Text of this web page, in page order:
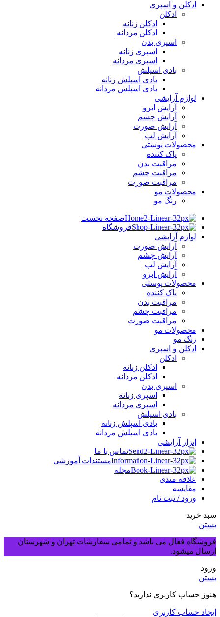
ادکلن و اسپری
ادکلن
ادکلن زنانه
ادکلن مردانه
اسپری بدن
اسپری زنانه
اسپری مردانه
بادی اسپلش
بادی اسپلش زنانه
بادی اسپلش مردانه
لوازم آرایشی
آرایش ابرو
آرایش چشم
آرایش صورت
آرایش لب
محصولات پوستی
پاک کننده
مراقبت بدن
مراقبت چشم
مراقبت صورت
محصولات مو
رنگ مو
صفحه نخست
فروشگاه
لوازم آرایشی
آرایش صورت
آرایش چشم
آرایش لب
آرایش ابرو
محصولات پوستی
پاک کننده
مراقبت بدن
مراقبت چشم
مراقبت صورت
محصولات مو
رنگ مو
ادکلن و اسپری
ادکلن
ادکلن زنانه
ادکلن مردانه
اسپری بدن
اسپری زنانه
اسپری مردانه
بادی اسپلش
بادی اسپلش زنانه
بادی اسپلش مردانه
ابزار آرایشی
تماس با ما
مستندات آموزشی
مجله
علاقه مندی
مقایسه
ورود / ثبت نام
سبد خرید
بستن
فروشگاه فعال می باشد و تمامی سفارشات تهران و شهرستان
ارسال میشود.
ورود
بستن
هنوز حساب کاربری ندارید؟
ایجاد حساب کاربری